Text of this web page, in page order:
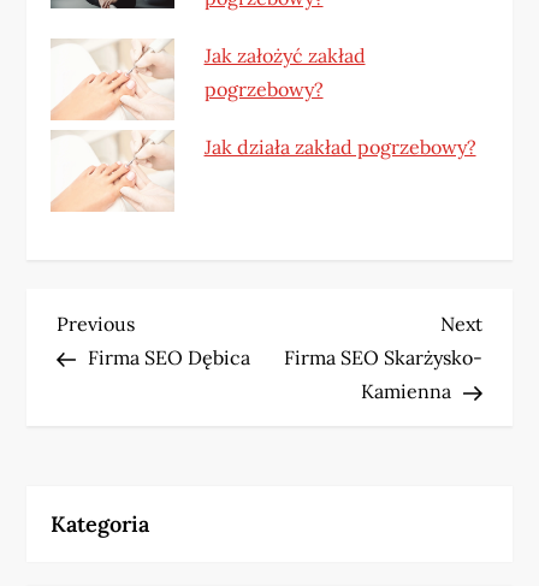
Jak założyć zakład
pogrzebowy?
Jak działa zakład pogrzebowy?
N
a
g
Previous
Post
Previous
Firma SEO Dębica
Next
Post
Next
Firma SEO Skarżysko-
Kamienna
Kategoria